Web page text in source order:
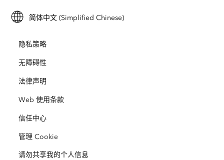
Esri Store
Esri 年轻专家关系网
ArcUser
ArcNews
ArcWatch
Esri Press
Esri 视频
招贤纳士
开放视野
业务行为准则
网站地图
ArcGIS for Student Use
保护
教育
种族平等
简体中文 (Simplified Chinese)
隐私策略
无障碍性
法律声明
Web 使用条款
信任中心
管理 Cookie
请勿共享我的个人信息